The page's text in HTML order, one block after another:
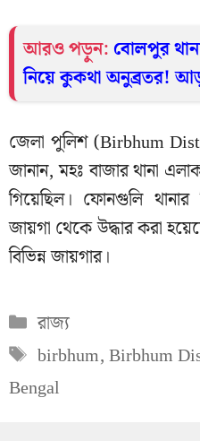
আরও পড়ুন:বোলপুর
নিয়ে কুকথা অনুব্রতর!
জেলা পুলিশ (Birbhum
জানান, মহঃ বাজার থানা
গিয়েছিল। ফোনগুলি থানার
জায়গা থেকে উদ্ধার করা
বিভিন্ন জায়গার।
Categories
রাজ্য
Tags
birbhum,Birbhum
Bengal